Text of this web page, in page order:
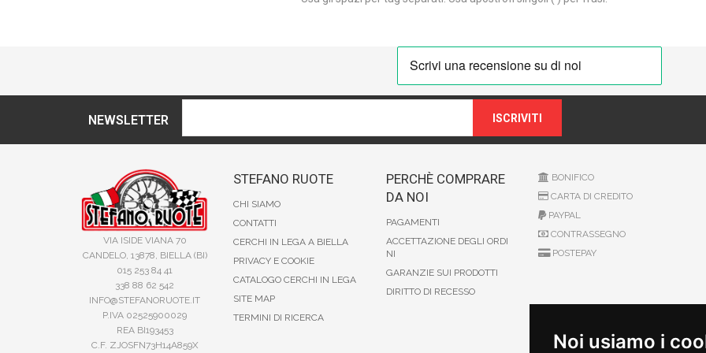
Noi usiamo i
NEWSLETTER ISCRIVITI
VIA ISIDE VIANA 70
CANDELO, 13878, BIELLA (BI)
015 253 84 41
338 88 62 542
INFO@STEFANORUOTE.IT
P.IVA 02525900029
REA BI193453
C.F. ZJOSFN73H14A859X
STEFANO RUOTE
CHI SIAMO
CONTATTI
CERCHI IN LEGA A BIELLA
PRIVACY E COOKIE
CATALOGO CERCHI IN LEGA
SITE MAP
TERMINI DI RICERCA
PERCHÈ COMPRARE
DA NOI
PAGAMENTI
ACCETTAZIONE DEGLI ORDI
NI
GARANZIE SUI PRODOTTI
DIRITTO DI RECESSO
BONIFICO
CARTA DI CREDITO
PAYPAL
CONTRASSEGNO
POSTEPAY